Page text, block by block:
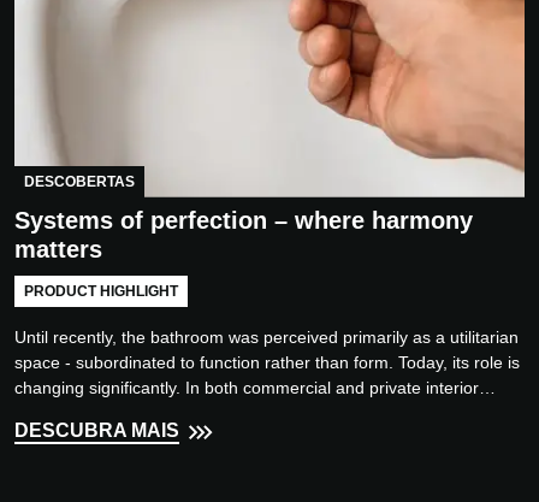
DESCOBERTAS
Systems of perfection – where harmony
matters
PRODUCT HIGHLIGHT
Until recently, the bathroom was perceived primarily as a utilitarian
space - subordinated to function rather than form. Today, its role is
changing significantly. In both commercial and private interior
architectural concept - a place where technology meets design,
DESCUBRA MAIS